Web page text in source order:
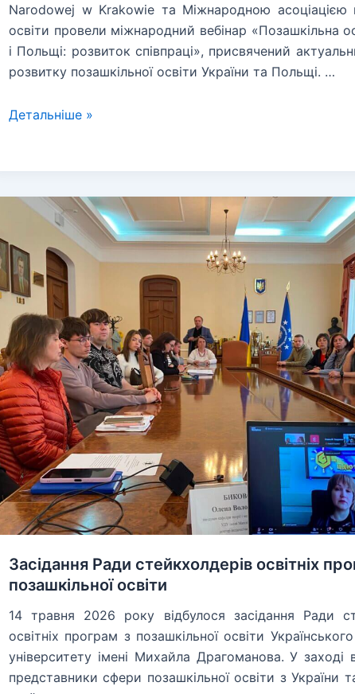
Narodowej w Krakowie та Міжнародною асоціацією
освіти провели міжнародний вебінар «Позашкільна
і Польщі: розвиток співпраці», присвячений
розвитку позашкільної освіти України та Польщі. …
Міжнародний
України
розвиток
співпраці»
Детальніше »
Засідання Ради стейкхолдерів освітніх
позашкільної освіти
14 травня 2026 року відбулося засідання Ради
освітніх програм з позашкільної освіти
університету імені Михайла Драгоманова. У заході
представники сфери позашкільної освіти з України